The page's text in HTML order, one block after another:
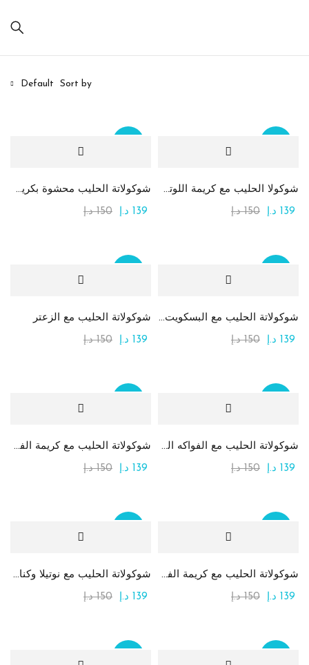
Product Size
صغير
0
0
Sort by
Default
شوكولا الحليب مع كريمة اللوتس والكنافة
150 د.إ 139 د.إ
شوكولاتة الحليب محشوة بكريمة التيراميسو
150 د.إ 139 د.إ
شوكولاتة الحليب مع البسكويت وكريمة كيندر
150 د.إ 139 د.إ
شوكولاتة الحليب مع الزعتر
150 د.إ 139 د.إ
شوكولاتة الحليب مع الفواكه المجففة
150 د.إ 139 د.إ
شوكولاتة الحليب مع كريمة الفستق و الحبيبات
150 د.إ 139 د.إ
شوكولاتة الحليب مع كريمة الفستق والكنافة
150 د.إ 139 د.إ
شوكولاتة الحليب مع نوتيلا وكنافة
150 د.إ 139 د.إ